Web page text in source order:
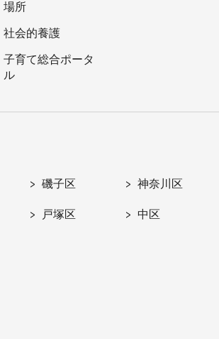
場所
社会的養護
子育て総合ポータ
ル
磯子区 神奈川区
戸塚区 中区